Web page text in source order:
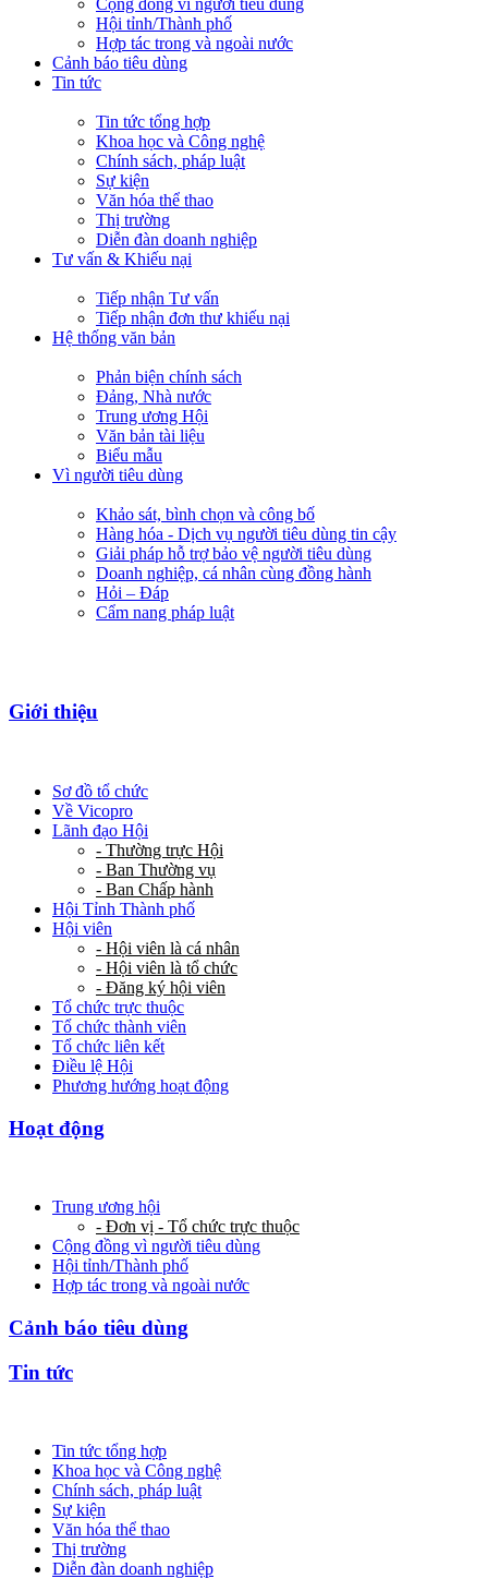
Cộng đồng vì người tiêu dùng
Hội tỉnh/Thành phố
Hợp tác trong và ngoài nước
Cảnh báo tiêu dùng
Tin tức
Tin tức tổng hợp
Khoa học và Công nghệ
Chính sách, pháp luật
Sự kiện
Văn hóa thể thao
Thị trường
Diễn đàn doanh nghiệp
Tư vấn & Khiếu nại
Tiếp nhận Tư vấn
Tiếp nhận đơn thư khiếu nại
Hệ thống văn bản
Phản biện chính sách
Đảng, Nhà nước
Trung ương Hội
Văn bản tài liệu
Biểu mẫu
Vì người tiêu dùng
Khảo sát, bình chọn và công bố
Hàng hóa - Dịch vụ người tiêu dùng tin cậy
Giải pháp hỗ trợ bảo vệ người tiêu dùng
Doanh nghiệp, cá nhân cùng đồng hành
Hỏi – Đáp
Cẩm nang pháp luật
Giới thiệu
Sơ đồ tổ chức
Về Vicopro
Lãnh đạo Hội
- Thường trực Hội
- Ban Thường vụ
- Ban Chấp hành
Hội Tỉnh Thành phố
Hội viên
- Hội viên là cá nhân
- Hội viên là tổ chức
- Đăng ký hội viên
Tổ chức trực thuộc
Tổ chức thành viên
Tổ chức liên kết
Điều lệ Hội
Phương hướng hoạt động
Hoạt động
Trung ương hội
- Đơn vị - Tổ chức trực thuộc
Cộng đồng vì người tiêu dùng
Hội tỉnh/Thành phố
Hợp tác trong và ngoài nước
Cảnh báo tiêu dùng
Tin tức
Tin tức tổng hợp
Khoa học và Công nghệ
Chính sách, pháp luật
Sự kiện
Văn hóa thể thao
Thị trường
Diễn đàn doanh nghiệp